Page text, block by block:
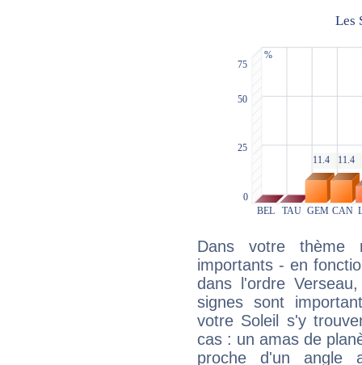
Dans votre thème
importants - en
dans l'ordre
signes sont
votre Soleil s'y
cas : un amas de
proche d'un